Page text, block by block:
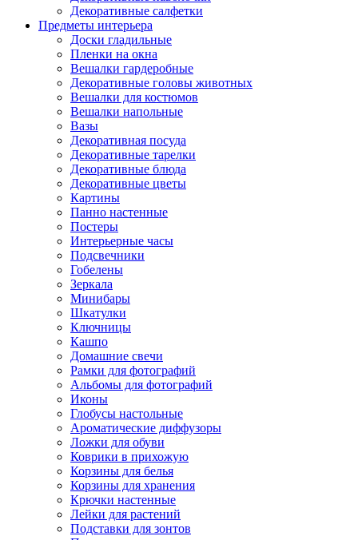
Декоративные салфетки
Предметы интерьера
Доски гладильные
Пленки на окна
Вешалки гардеробные
Декоративные головы животных
Вешалки для костюмов
Вешалки напольные
Вазы
Декоративная посуда
Декоративные тарелки
Декоративные блюда
Декоративные цветы
Картины
Панно настенные
Постеры
Интерьерные часы
Подсвечники
Гобелены
Зеркала
Минибары
Шкатулки
Ключницы
Кашпо
Домашние свечи
Рамки для фотографий
Альбомы для фотографий
Иконы
Глобусы настольные
Ароматические диффузоры
Ложки для обуви
Коврики в прихожую
Корзины для белья
Корзины для хранения
Крючки настенные
Лейки для растений
Подставки для зонтов